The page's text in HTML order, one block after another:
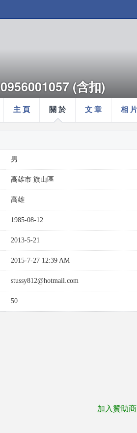
主 頁 關 於 文 章 相 片
0956001057 (含扣)
男
高雄市 旗山區
高雄
1985-08-12
2013-5-21
2015-7-27 12:39 AM
stussy812@hotmail.com
50
加入贊助商